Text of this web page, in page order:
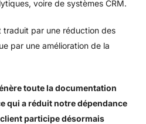
voire de systèmes CRM.
traduit par une réduction des
par une amélioration de la
toute la documentation
qui a réduit notre dépendance
participe désormais